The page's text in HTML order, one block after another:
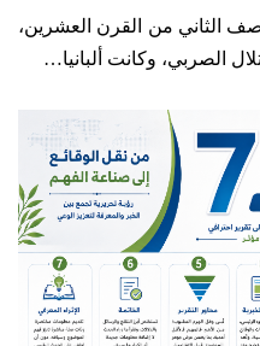
الثاني من القرن العشرين،
الصربي، وكانت ألبانيا…